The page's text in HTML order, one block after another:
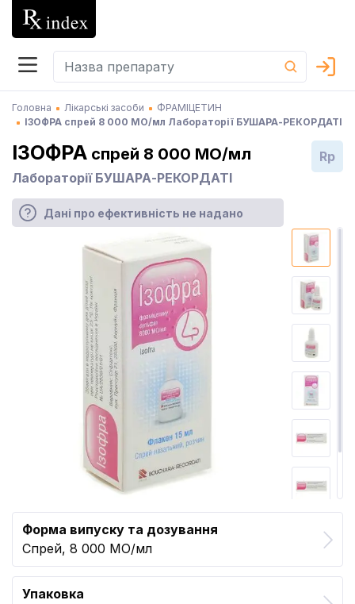
Головна Лікарські засоби
ФРАМІЦЕТИН
ІЗОФРА спрей 8 000 МО/мл Лабораторії БУШАРА-РЕКОРДАТІ
ІЗОФРА спрей 8 000 МО/мл
Лабораторії БУШАРА-РЕКОРДАТІ
Rp
Дані про ефективність не надано
Форма випуску та дозування
Спрей, 8 000 МО/мл
Упаковка